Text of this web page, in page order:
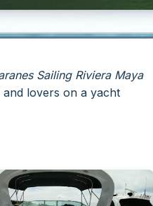
Sailing Riviera Maya
lovers on a yacht